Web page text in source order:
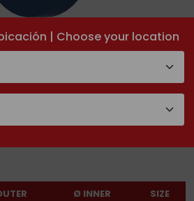
| Choose your location
3000/6000 PSI
flange
Ø INNER
SIZE